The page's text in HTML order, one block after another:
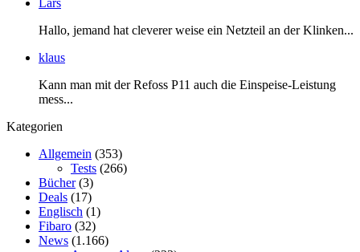
Lars
Hallo, jemand hat cleverer weise ein Netzteil an der Klinken...
klaus
Kann man mit der Refoss P11 auch die Einspeise-Leistung
mess...
Kategorien
Allgemein (353)
Tests (266)
Bücher(3)
Deals (17)
Englisch (1)
Fibaro (32)
News (1.166)